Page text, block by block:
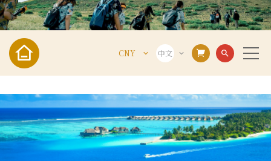
CNY
VND
CNY
中文
ENG
中文
search